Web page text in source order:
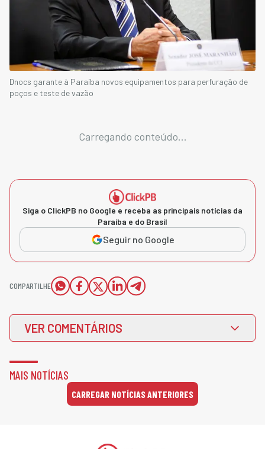
Dnocs garante à Paraíba novos equipamentos para perfuração de
poços e teste de vazão
Carregando conteúdo...
Siga o ClickPB no Google e receba as principais notícias da
Paraíba e do Brasil
Seguir no Google
COMPARTILHE
VER COMENTÁRIOS
MAIS NOTÍCIAS
CARREGAR NOTÍCIAS ANTERIORES